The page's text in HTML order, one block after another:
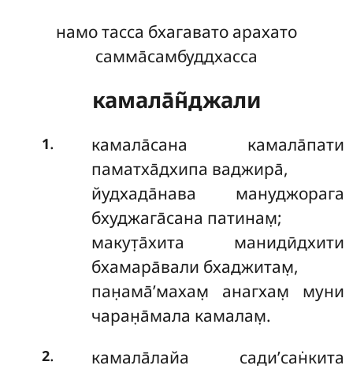
намо тасса бхагавато арахато
самма̄самбуддхасса
камала̄н̃джали
1.
камала̄сана камала̄пати
паматха̄дхипа ваджира̄,
йудхада̄нава мануджорага
бхуджага̄сана патинам̣;
макут̣а̄хита манидӣдхити
бхамара̄вали бхаджитам̣,
пан̣ама̄’махам̣ анагхам̣ муни
чаран̣а̄мала камалам̣.
2.
камала̄лайа сади’сан̇кита